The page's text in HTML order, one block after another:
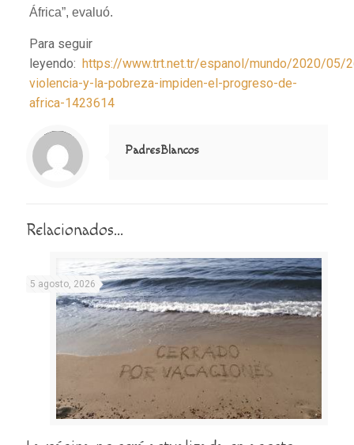
África”, evaluó.
Para seguir
leyendo: https://www.trt.net.tr/espanol/mundo/2020/05/
violencia-y-la-pobreza-impiden-el-progreso-de-
africa-1423614
Notice
: Trying to access array offset on value of type null in
/home/misioner/public_html/padresblancos/themes/betheme/includes/content-single.php
on line
286
PadresBlancos
Relacionados...
5 agosto, 2026